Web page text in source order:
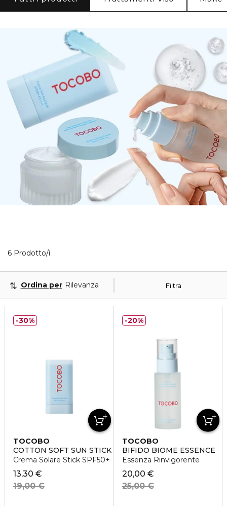
6 Prodotto/i
Filtra
Ordina per Rilevanza
TOCOBO
COTTON SOFT SUN STICK SPF50+
Crema Solare Stick SPF50+
13,30 €
19,00 €
30%
TOCOBO
BIFIDO BIOME ESSENCE
Essenza Rinvigorente
20,00 €
25,00 €
20%